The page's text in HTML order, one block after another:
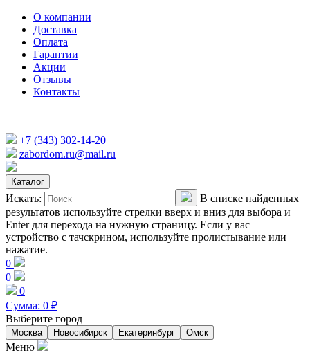
О компании
Доставка
Оплата
Гарантии
Акции
Отзывы
Контакты
+7 (343) 302-14-20
zabordom.ru@mail.ru
Каталог
Искать:
В списке найденных
результатов используйте стрелки вверх и вниз для выбора и
Enter для перехода на нужную страницу. Если у вас
устройство с тачскрином, используйте пролистывание или
нажатие.
0
0
0
Сумма: 0 ₽
Выберите город
Москва Новосибирск Екатеринбург Омск
Меню